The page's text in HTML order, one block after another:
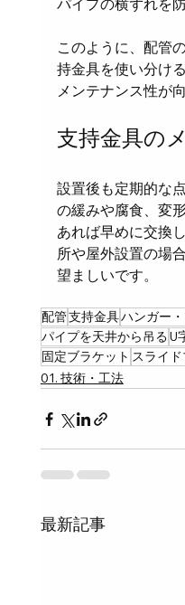
パイプの横ずれを
このように、配管
持金具を使い分け
メンテナンス性が
支持金具の
設置後も定期的な
の緩みや腐食、変
あれば早めに交換
所や屋外設置の場
望ましいです。
配管支持金具ハンガー
パイプを天井から吊るU
固定ブラケット スライ
01. 技術・工法
最新記事